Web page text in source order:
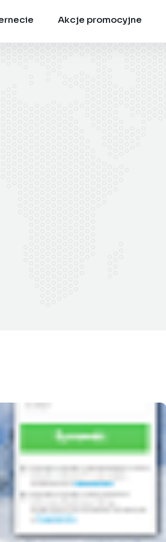
Akcje promocyjne